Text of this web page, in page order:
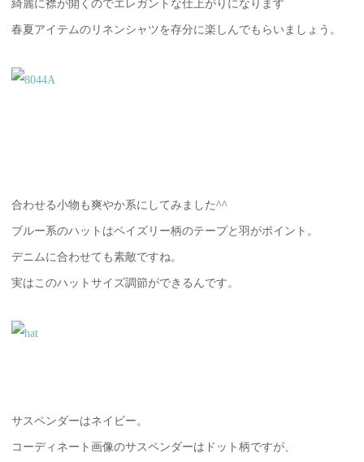
綺麗に襟が開くのでエレガントな仕上がりになります
春夏アイテムのリネンシャツを存分に楽しんでもらいましょう。
合わせる小物も爽やか系にしてみました^^
ブルー系のハットはペイズリー柄のテープと羽がポイント。
デニムに合わせても素敵ですね。
実はこのハットサイズ調節ができるんです。
サスペンダーはネイビー。
コーディネート画像のサスペンダーはドット柄ですが、